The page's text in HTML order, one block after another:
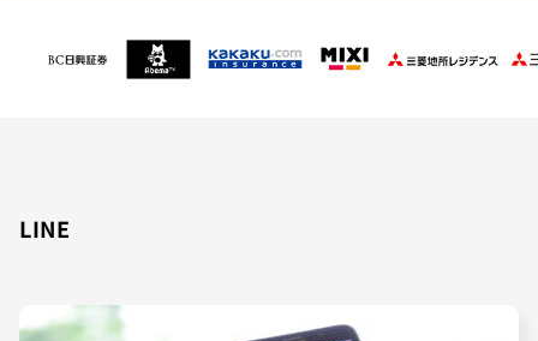
LINE